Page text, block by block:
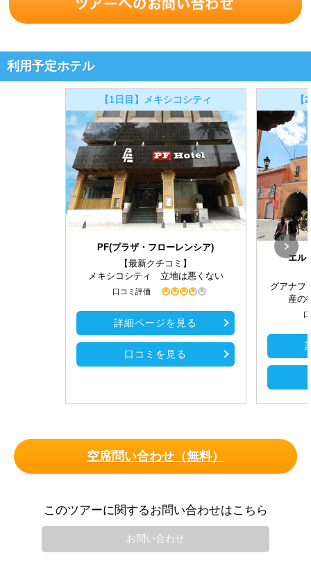
利用予定ホテル
【1日目】メキシコシティ
PF(プラザ・フローレンシア)
【最新クチコミ】
メキシコシティ 立地は悪くない
口コミ評価
詳細ページを見る
口コミを見る
エル
グアナフ
産の
空席問い合わせ（無料）
このツアーに関するお問い合わせはこちら
お問い合わせ